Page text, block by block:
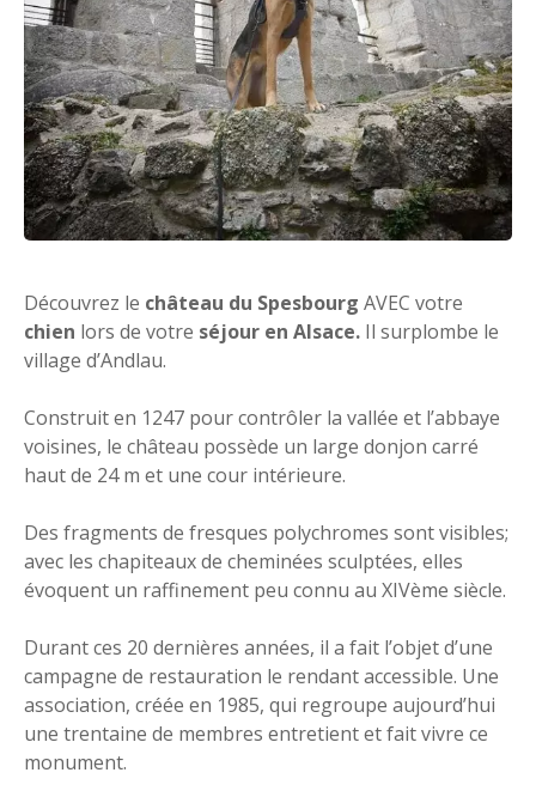
Découvrez le château du Spesbourg AVEC votre
chien lors de votre séjour en Alsace. Il surplombe le
village d’Andlau.
Construit en 1247 pour contrôler la vallée et l’abbaye
voisines, le château possède un large donjon carré
haut de 24 m et une cour intérieure.
Des fragments de fresques polychromes sont visibles;
avec les chapiteaux de cheminées sculptées, elles
évoquent un raffinement peu connu au XIVème siècle.
Durant ces 20 dernières années, il a fait l’objet d’une
campagne de restauration le rendant accessible. Une
association, créée en 1985, qui regroupe aujourd’hui
une trentaine de membres entretient et fait vivre ce
monument.